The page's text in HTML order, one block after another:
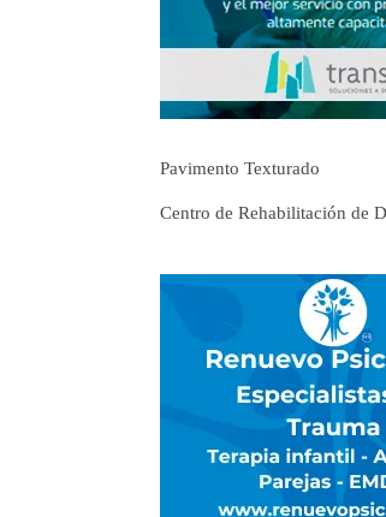
Pavimento Texturado
Centro de Rehabilitación de